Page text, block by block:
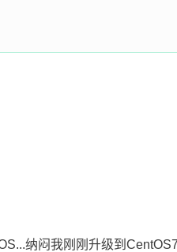
纳闷我刚刚升级到